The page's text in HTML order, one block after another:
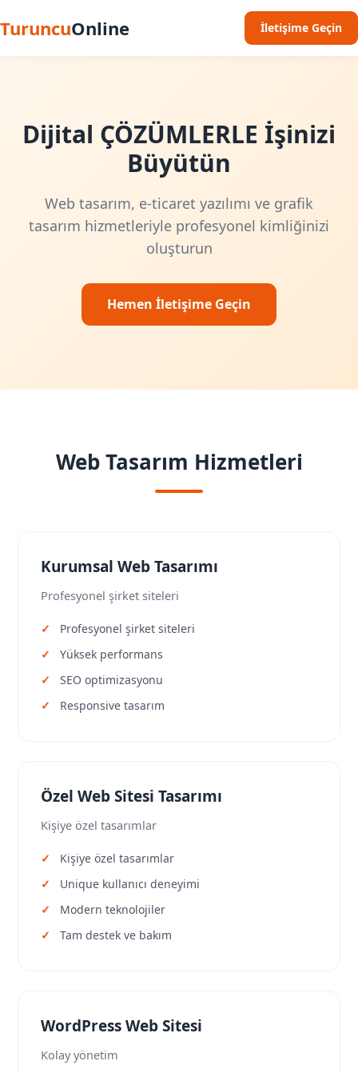
TuruncuOnline İletişime Geçin
Dijital ÇÖZÜMLERLE İşinizi
Büyütün
Web tasarım, e-ticaret yazılımı ve grafik
tasarım hizmetleriyle profesyonel kimliğinizi
oluşturun
Hemen İletişime Geçin
Web Tasarım Hizmetleri
Kurumsal Web Tasarımı
Profesyonel şirket siteleri
Profesyonel şirket siteleri
Yüksek performans
SEO optimizasyonu
Responsive tasarım
Özel Web Sitesi Tasarımı
Kişiye özel tasarımlar
Kişiye özel tasarımlar
Unique kullanıcı deneyimi
Modern teknolojiler
Tam destek ve bakım
WordPress Web Sitesi
Kolay yönetim